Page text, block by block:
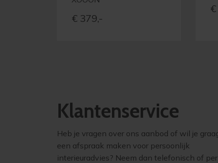
€ 379,-
€
Klantenservice
Heb je vragen over ons aanbod of wil je
een afspraak maken voor persoonlijk
interieuradvies? Neem dan telefonisch of